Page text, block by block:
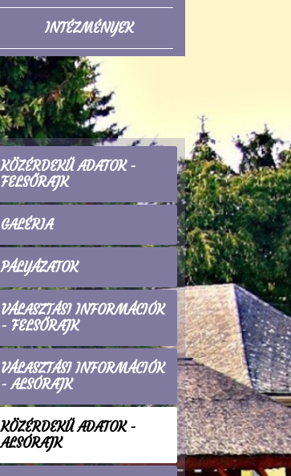
INTÉZMÉNYEK
KÖZÉRDEKŰ ADATOK -
FELSŐRAJK
GALÉRIA
PÁLYÁZATOK
VÁLASZTÁSI INFORMÁCIÓK
- FELSŐRAJK
VÁLASZTÁSI INFORMÁCIÓK
- ALSÓRAJK
KÖZÉRDEKŰ ADATOK -
ALSÓRAJK